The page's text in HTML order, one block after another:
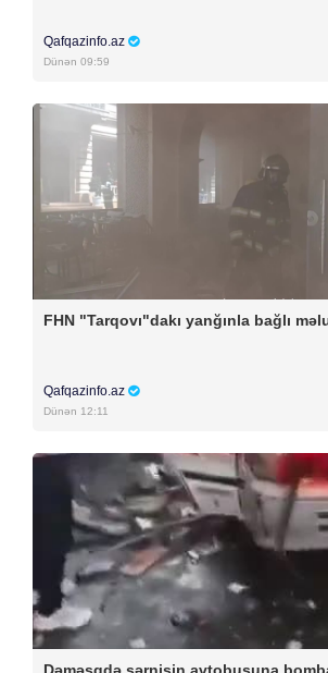
Qafqazinfo.az
Dünən 09:59
FHN "Tarqovı"dakı yanğınla bağlı
Qafqazinfo.az
Dünən 12:11